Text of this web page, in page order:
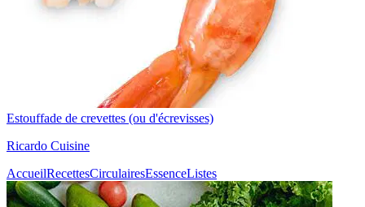
Estouffade de crevettes (ou d'écrevisses)
Ricardo Cuisine
AccueilRecettesCirculairesEssenceListes